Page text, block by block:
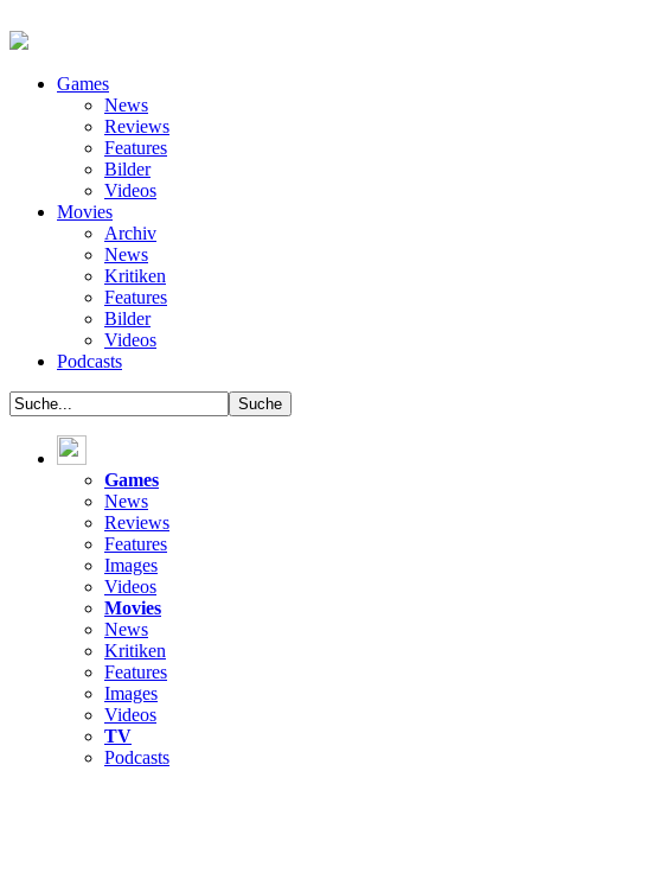
Games
News
Reviews
Features
Bilder
Videos
Movies
Archiv
News
Kritiken
Features
Bilder
Videos
Podcasts
Games
News
Reviews
Features
Images
Videos
Movies
News
Kritiken
Features
Images
Videos
TV
Podcasts